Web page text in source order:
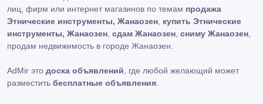
лиц, фирм или интернет магазинов по темам продажа
Этнические инструменты, Жанаозен купить Этнические
инструменты, Жанаозен сдам Жанаозен сниму Жанаозен
продам недвижимость в городе Жанаозен.
AdMir это доска объявлений , где любой желающий может
разместить бесплатные объявления